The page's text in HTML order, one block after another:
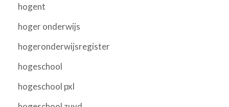
hogent
hoger onderwijs
hogeronderwijsregister
hogeschool
hogeschool pxl